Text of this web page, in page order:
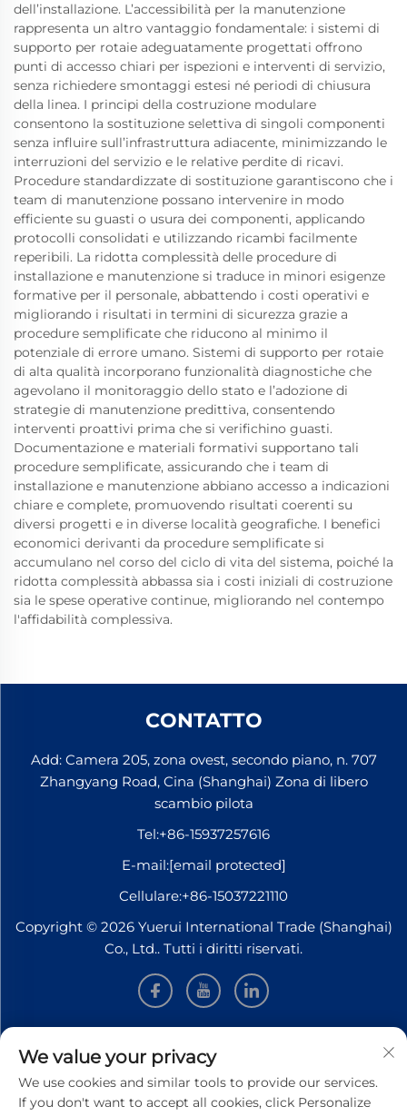
dell’installazione. L’accessibilità per la manutenzione
rappresenta un altro vantaggio fondamentale: i sistemi di
supporto per rotaie adeguatamente progettati offrono
punti di accesso chiari per ispezioni e interventi di servizio,
senza richiedere smontaggi estesi né periodi di chiusura
della linea. I principi della costruzione modulare
consentono la sostituzione selettiva di singoli componenti
senza influire sull’infrastruttura adiacente, minimizzando le
interruzioni del servizio e le relative perdite di ricavi.
Procedure standardizzate di sostituzione garantiscono che i
team di manutenzione possano intervenire in modo
efficiente su guasti o usura dei componenti, applicando
protocolli consolidati e utilizzando ricambi facilmente
reperibili. La ridotta complessità delle procedure di
installazione e manutenzione si traduce in minori esigenze
formative per il personale, abbattendo i costi operativi e
migliorando i risultati in termini di sicurezza grazie a
procedure semplificate che riducono al minimo il
potenziale di errore umano. Sistemi di supporto per rotaie
di alta qualità incorporano funzionalità diagnostiche che
agevolano il monitoraggio dello stato e l’adozione di
strategie di manutenzione predittiva, consentendo
interventi proattivi prima che si verifichino guasti.
Documentazione e materiali formativi supportano tali
procedure semplificate, assicurando che i team di
installazione e manutenzione abbiano accesso a indicazioni
chiare e complete, promuovendo risultati coerenti su
diversi progetti e in diverse località geografiche. I benefici
economici derivanti da procedure semplificate si
accumulano nel corso del ciclo di vita del sistema, poiché la
ridotta complessità abbassa sia i costi iniziali di costruzione
sia le spese operative continue, migliorando nel contempo
l'affidabilità complessiva.
CONTATTO
Add: Camera 205, zona ovest, secondo piano, n. 707
Zhangyang Road, Cina (Shanghai) Zona di libero
scambio pilota
Tel:+86-15937257616
E-mail:[email protected]
Cellulare:+86-15037221110
Copyright © 2026 Yuerui International Trade (Shanghai)
Co., Ltd.. Tutti i diritti riservati.
INFORMAZIONI
Iscriviti per ricevere la nostra newsletter settimanale
We value your privacy
We use cookies and similar tools to provide our services.
If you don't want to accept all cookies, click Personalize